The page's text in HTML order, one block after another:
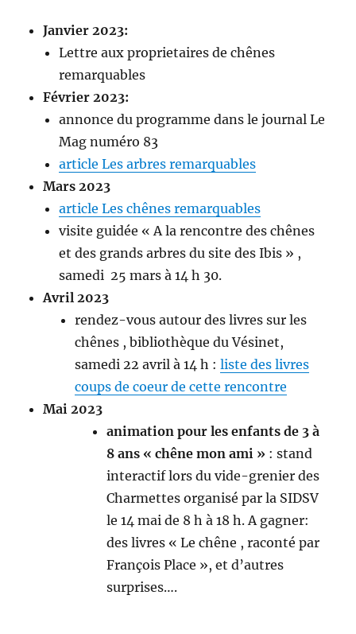
Janvier 2023:
Lettre aux proprietaires de chênes
remarquables
Février 2023:
annonce du programme dans le journal Le
Mag numéro 83
article Les arbres remarquables
Mars 2023
article Les chênes remarquables
visite guidée « A la rencontre des chênes
et des grands arbres du site des Ibis » ,
samedi 25 mars à 14 h 30.
Avril 2023
rendez-vous autour des livres sur les
chênes , bibliothèque du Vésinet,
samedi 22 avril à 14 h :liste des livres
coups de coeur de cette rencontre
Mai 2023
animation pour les enfants de 3 à
8 ans « chêne mon ami » : stand
interactif lors du vide-grenier des
Charmettes organisé par la SIDSV
le 14 mai de 8 h à 18 h. A gagner:
des livres « Le chêne , raconté par
François Place », et d’autres
surprises….